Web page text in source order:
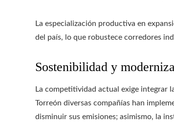
La especialización productiva en
del país, lo que robustece corredores
Sostenibilidad y
La competitividad actual exige integrar
Torreón diversas compañías han
disminuir sus emisiones; asimismo, la